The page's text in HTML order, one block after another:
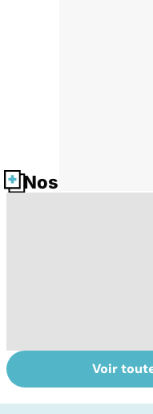
Nos fiches
Tout savoir sur
les infections
Voir